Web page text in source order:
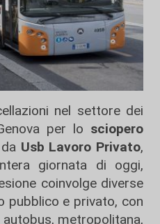
nel settore dei
per lo sciopero
Usb Lavoro Privato,
giornata di oggi,
coinvolge diverse
pubblico e privato, con
metropolitana,